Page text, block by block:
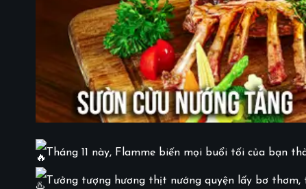
Tháng 11 này, Flamme biến mọi buổi tối của bạn
Tưởng tượng hương thịt nướng quyện lấy bơ